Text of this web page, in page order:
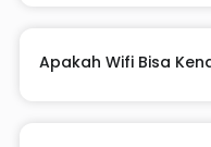
Apakah Wifi Bisa